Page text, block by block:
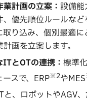
業計画の立案 ： 設備能
、優先順位ルールなど
取り込み、個別最適
画を立案します。
ITとOTの連携： 標準
スで、ERP※2やMES
と、ロボットやAGV